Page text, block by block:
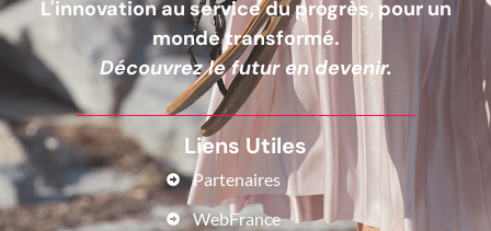
L'innovation au service du progrès, pour un
monde transformé.
Découvrez le futur en devenir.
Liens Utiles
Partenaires
WebFrance